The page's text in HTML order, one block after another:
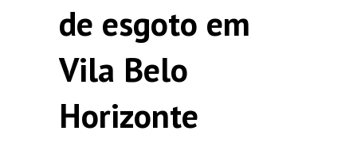
de esgoto em
Vila Belo
Horizonte